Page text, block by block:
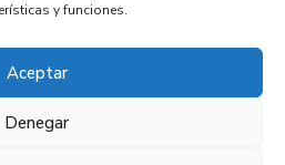
y funciones.
Aceptar
Denegar
LEGAL
(UE)
ACCESIBILIDAD